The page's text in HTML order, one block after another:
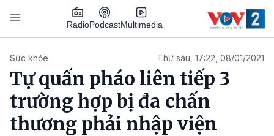
Nhảy đến nội dung
RadioPodcastMultimedia
Sức khỏe Thứ sáu, 17:22, 08/01/2021
Tự quấn pháo liên tiếp 3
trường hợp bị đa chấn
thương phải nhập viện